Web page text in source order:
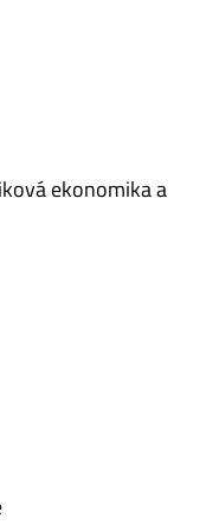
ekonomika a